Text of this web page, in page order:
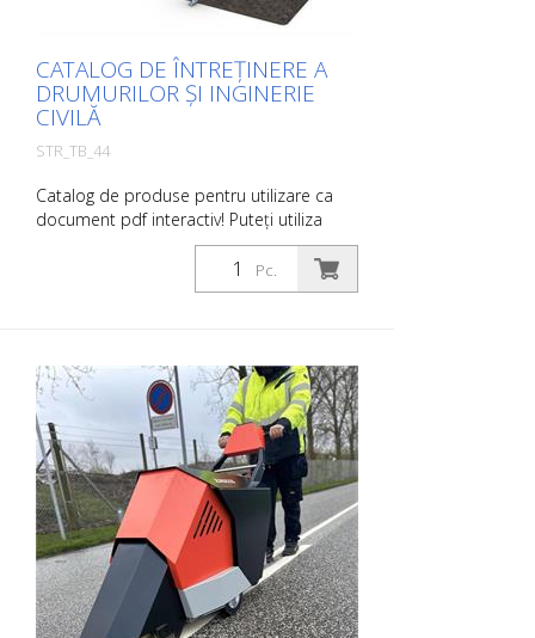
CATALOG DE ÎNTREȚINERE A
DRUMURILOR ȘI INGINERIE
CIVILĂ
STR_TB_44
Catalog de produse pentru utilizare ca
document pdf interactiv! Puteți utiliza
catalogul de la secțiunea Descărcări în
limba dorită. Dacă aveți nevoie și de
catalogul cu prețuri (numai pentru clienții
pagina relevantă făcând clic pe imaginea
respectivă. Dacă aveți nevoie de informații
suplimentare, vă rugăm să faceți clic pe
imaginea produsului. Veți fi apoi
redirecționat către site-ul nostru. Aici ne
puteți trimite, de asemenea, o cerere de
informații fără caracter obligatoriu. De
asemenea, puteți comanda aceste
informații despre produs în formă tipărită.
Cu toate acestea, vă vom factura costurile
de producție, o taxă de manipulare și
expediere.
Pc.